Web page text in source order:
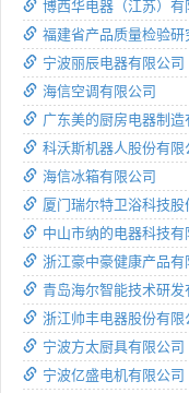
博西华电器（江苏）有
福建省产品质量检验研
宁波丽辰电器有限公司
海信空调有限公司
广东美的厨房电器制造
科沃斯机器人股份有限
海信冰箱有限公司
厦门瑞尔特卫浴科技股
中山市纳的电器科技有
浙江豪中豪健康产品有
青岛海尔智能技术研发
浙江帅丰电器股份有限
宁波方太厨具有限公司
宁波亿盛电机有限公司